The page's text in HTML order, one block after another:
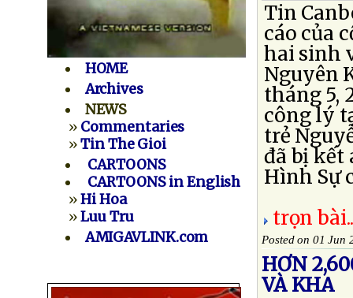
HOME
Archives
NEWS
» Commentaries
»Tin The Gioi
CARTOONS
CARTOONS in English
»Hi Hoa
»Luu Tru
AMIGAVLINK.com
Tin
cáo của
hai sinh
Nguyên
tháng 5,
công lý
trẻ
đã bị kết
Hình Sự
trọn
Posted on 01 Jun
HƠN
VÀ KHA